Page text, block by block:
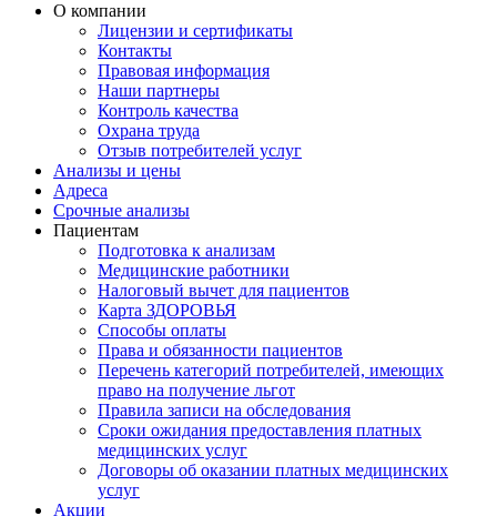
О компании
Лицензии и сертификаты
Контакты
Правовая информация
Наши партнеры
Контроль качества
Охрана труда
Отзыв потребителей услуг
Анализы и цены
Адреса
Срочные анализы
Пациентам
Подготовка к анализам
Медицинские работники
Налоговый вычет для пациентов
Карта ЗДОРОВЬЯ
Способы оплаты
Права и обязанности пациентов
Перечень категорий потребителей, имеющих
право на получение льгот
Правила записи на обследования
Сроки ожидания предоставления платных
медицинских услуг
Договоры об оказании платных медицинских
услуг
Акции